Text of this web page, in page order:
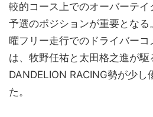
較的コース上でのオーバーテイ
予選のポジションが重要とな
曜フリー走行でのドライバー
は、牧野任祐と太田格之進が
DANDELION RACING勢が少し
た。